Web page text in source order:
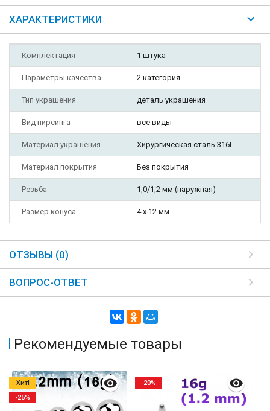
ХАРАКТЕРИСТИКИ
Комплектация 1 штука
Параметры качества 2 категория
Тип украшения деталь украшения
Вид пирсинга все виды
Материал украшения Хирургическая сталь 316L
Материал покрытия Без покрытия
Резьба 1,0/1,2 мм (наружная)
Размер конуса 4 х 12 мм
ОТЗЫВЫ (0)
ВОПРОС-ОТВЕТ
Рекомендуемые товары
Хит!
-25%
-20%